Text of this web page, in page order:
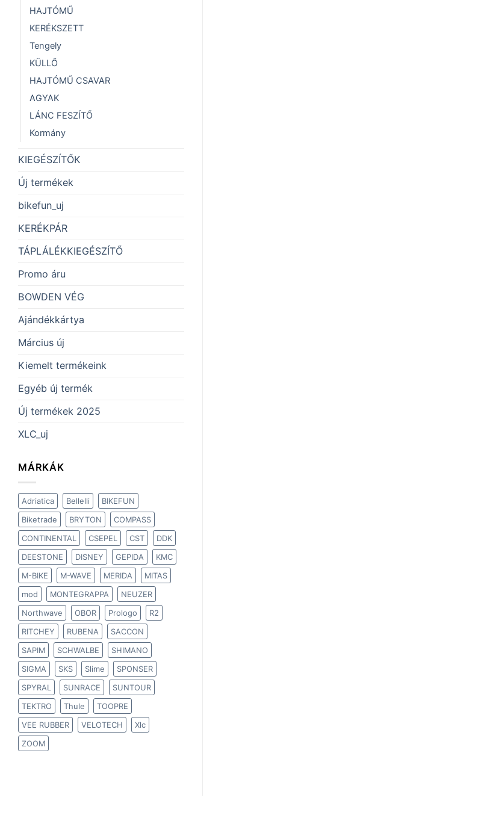
HAJTÓMŰ
KERÉKSZETT
Tengely
KÜLLŐ
HAJTÓMŰ CSAVAR
AGYAK
LÁNC FESZÍTŐ
Kormány
KIEGÉSZÍTŐK
Új termékek
bikefun_uj
KERÉKPÁR
TÁPLÁLÉKKIEGÉSZÍTŐ
Promo áru
BOWDEN VÉG
Ajándékkártya
Március új
Kiemelt termékeink
Egyéb új termék
Új termékek 2025
XLC_uj
MÁRKÁK
Adriatica Bellelli
BIKEFUN
Biketrade
BRYTON
COMPASS
CONTINENTAL
CSEPEL CST
DDK
DEESTONE
DISNEY GEPIDA
KMC
M-BIKE
M-WAVE MERIDA
MITAS
mod
MONTEGRAPPA
NEUZER
Northwave
OBOR Prologo
R2
RITCHEY
RUBENA
SACCON
SAPIM
SCHWALBE
SHIMANO
SIGMA
SKS Slime
SPONSER
SPYRAL
SUNRACE
SUNTOUR
TEKTRO
Thule
TOOPRE
VEE RUBBER
VELOTECH
Xlc
ZOOM